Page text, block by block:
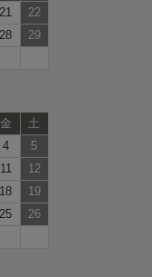
21
22
28
29
金
土
4
5
11
12
18
19
25
26